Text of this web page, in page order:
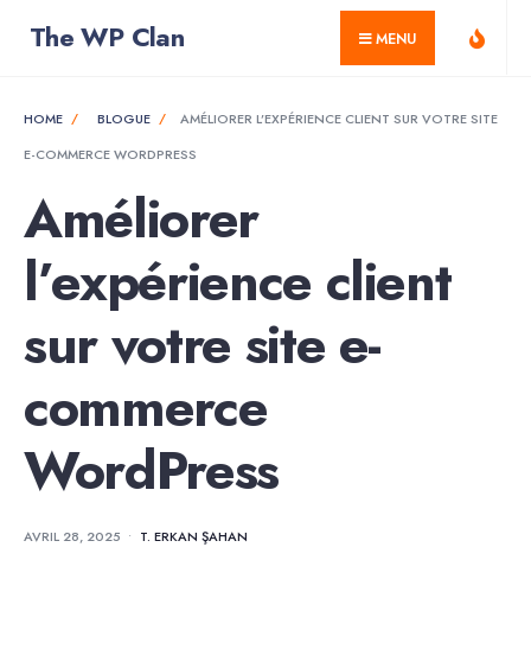
The WP Clan MENU
HOME BLOGUE
AMÉLIORER L’EXPÉRIENCE CLIENT SUR VOTRE SITE
E-COMMERCE WORDPRESS
Améliorer
l’expérience client
sur votre site e-
commerce
WordPress
AVRIL 28, 2025 • T. ERKAN ŞAHAN